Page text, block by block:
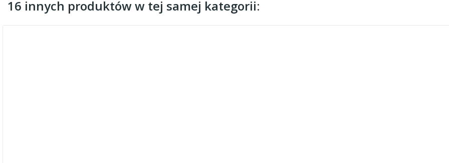
16 innych produktów w tej samej kategorii: